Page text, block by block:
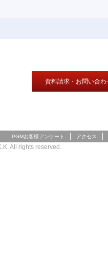
資料請求・お問い合わ
PGMお客様アンケート アクセス
All rights reserved.